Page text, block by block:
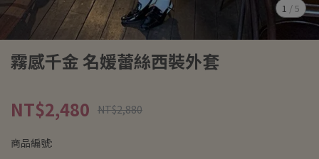
1 /5
霧感千金 名媛蕾絲西裝外套
NT$2,480 NT$2,880
商品編號: